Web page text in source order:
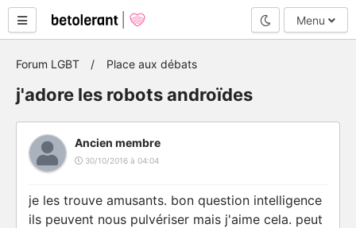
Mode nuit
Menu
Forum LGBT Place aux débats
j'adore les robots androïdes
Ancien membre
30/10/2016 à 04:04
je les trouve amusants. bon question intelligence
ils peuvent nous pulvériser mais j'aime cela. peut